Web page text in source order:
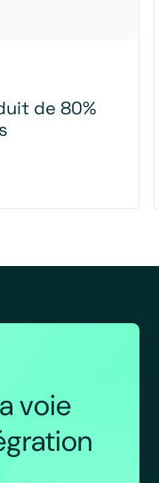
de 80%
voie